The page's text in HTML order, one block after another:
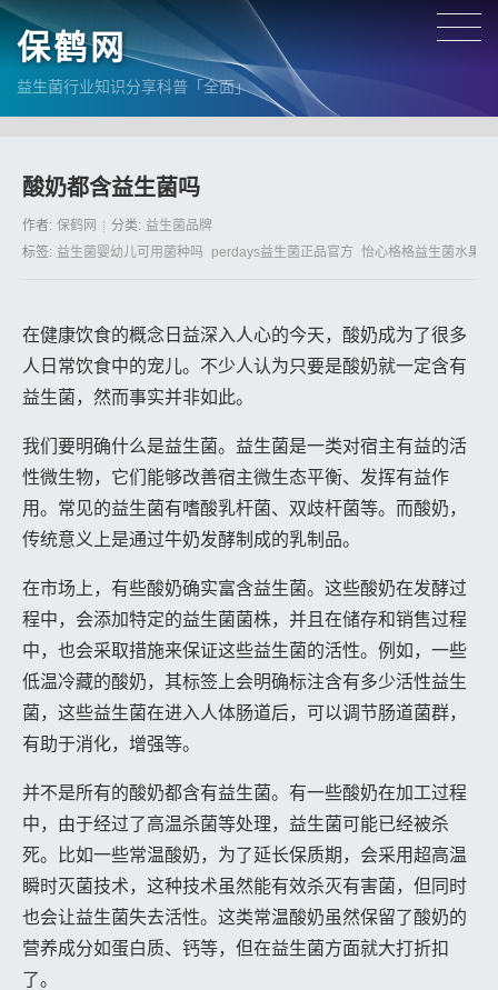
保鹤网
益生菌行业知识分享科普「全面」
酸奶都含益生菌吗
作者: 保鹤网 分类: 益生菌品牌
标签: 益生菌婴幼儿可用菌种吗 perdays益生菌正品官方 怡心格格益生菌水果条
在健康饮食的概念日益深入人心的今天，酸奶成为了很多
人日常饮食中的宠儿。不少人认为只要是酸奶就一定含有
益生菌，然而事实并非如此。
我们要明确什么是益生菌。益生菌是一类对宿主有益的活
性微生物，它们能够改善宿主微生态平衡、发挥有益作
用。常见的益生菌有嗜酸乳杆菌、双歧杆菌等。而酸奶，
传统意义上是通过牛奶发酵制成的乳制品。
在市场上，有些酸奶确实富含益生菌。这些酸奶在发酵过
程中，会添加特定的益生菌菌株，并且在储存和销售过程
中，也会采取措施来保证这些益生菌的活性。例如，一些
低温冷藏的酸奶，其标签上会明确标注含有多少活性益生
菌，这些益生菌在进入人体肠道后，可以调节肠道菌群，
有助于消化，增强等。
并不是所有的酸奶都含有益生菌。有一些酸奶在加工过程
中，由于经过了高温杀菌等处理，益生菌可能已经被杀
死。比如一些常温酸奶，为了延长保质期，会采用超高温
瞬时灭菌技术，这种技术虽然能有效杀灭有害菌，但同时
也会让益生菌失去活性。这类常温酸奶虽然保留了酸奶的
营养成分如蛋白质、钙等，但在益生菌方面就大打折扣
了。